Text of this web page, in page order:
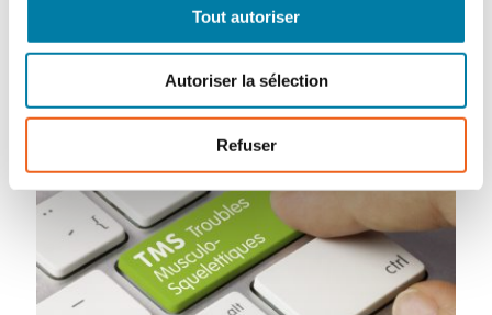
Tout autoriser
Autoriser la sélection
Refuser